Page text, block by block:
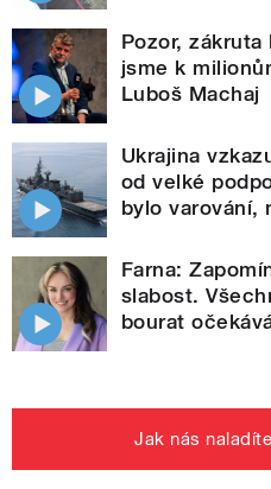
Pozor,
jsme k
Luboš Machaj
Ukrajina
od velké
bylo varování,
Farna:
slabost.
bourat
Jak nás